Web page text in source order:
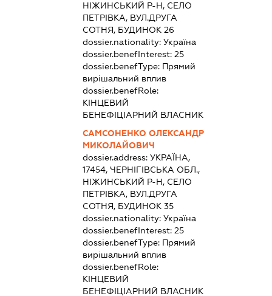
НІЖИНСЬКИЙ Р-Н, СЕЛО
ПЕТРІВКА, ВУЛ.ДРУГА
СОТНЯ, БУДИНОК 26
dossier.nationality:Україна
dossier.benefInterest:25
dossier.benefType: Прямий
вирішальний вплив
dossier.benefRole:
КІНЦЕВИЙ
БЕНЕФІЦІАРНИЙ ВЛАСНИК
САМСОНЕНКО ОЛЕКСАНДР
МИКОЛАЙОВИЧ
dossier.address:УКРАЇНА,
17454, ЧЕРНІГІВСЬКА ОБЛ.,
НІЖИНСЬКИЙ Р-Н, СЕЛО
ПЕТРІВКА, ВУЛ.ДРУГА
СОТНЯ, БУДИНОК 35
dossier.nationality:Україна
dossier.benefInterest:25
dossier.benefType: Прямий
вирішальний вплив
dossier.benefRole:
КІНЦЕВИЙ
БЕНЕФІЦІАРНИЙ ВЛАСНИК